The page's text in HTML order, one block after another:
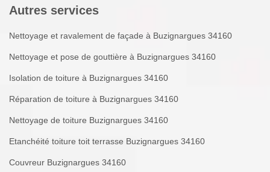
Autres services
Nettoyage et ravalement de façade à Buzignargues 34160
Nettoyage et pose de gouttière à Buzignargues 34160
Isolation de toiture à Buzignargues 34160
Réparation de toiture à Buzignargues 34160
Nettoyage de toiture Buzignargues 34160
Etanchéité toiture toit terrasse Buzignargues 34160
Couvreur Buzignargues 34160